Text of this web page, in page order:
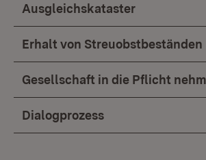
Ausgleichskataster
Erhalt von Streuobstbeständen
Gesellschaft in die Pflicht
Dialogprozess